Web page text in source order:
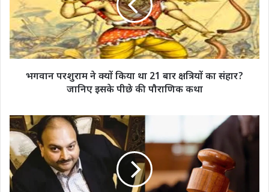
किया
था
21
बार
क्षत्रियों
पीछे
की
पौराणिक
कथा
भगवान परशुराम ने क्यों किया था 21 बार क्षत्रियों का संहार?
जानिए इसके पीछे की पौराणिक कथा
मेहुल
चोकसी
को
बेल्जियम
कोर्ट
से